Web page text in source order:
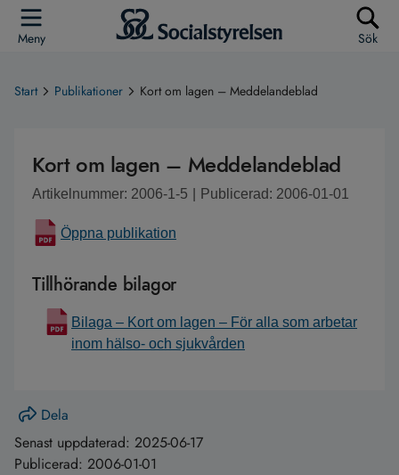
Meny Sök
Start Publikationer Kort om lagen – Meddelandeblad
Kort om lagen – Meddelandeblad
Artikelnummer: 2006-1-5 Publicerad: 2006-01-01
Öppna publikation
Tillhörande bilagor
Bilaga – Kort om lagen – För alla som arbetar
inom hälso- och sjukvården
Dela
Senast uppdaterad: 2025-06-17
Publicerad: 2006-01-01